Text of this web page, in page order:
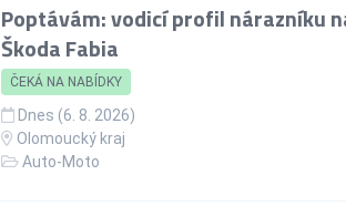
Poptávám: vodicí profil nárazníku
Škoda Fabia
ČEKÁ NA NABÍDKY
Dnes (6. 8. 2026)
Olomoucký kraj
Auto-Moto